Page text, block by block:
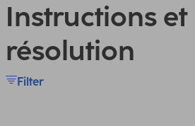
Instructions et
résolution
Filter